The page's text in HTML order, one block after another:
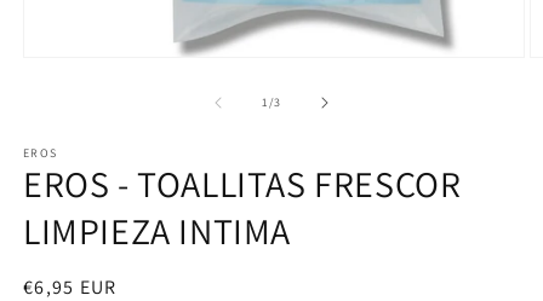
una
ventana
modal
1/de
3
EROS
EROS - TOALLITAS FRESCOR
LIMPIEZA INTIMA
Precio
€6,95 EUR